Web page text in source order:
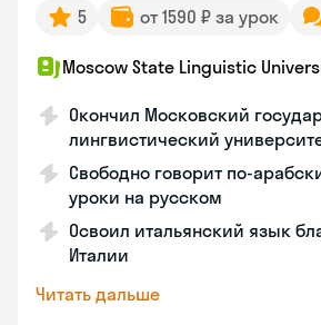
5 от 1590 ₽ за урок
Moscow State Linguistic
Окончил Московский
лингвистический
Свободно говорит по-
уроки на русском
Освоил итальянский язык
Италии
Читать дальше